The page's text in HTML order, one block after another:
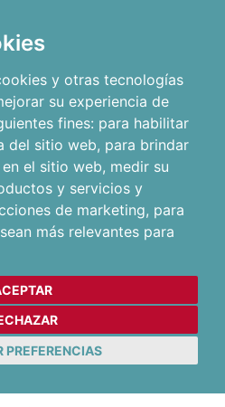
y otras tecnologías
su experiencia de
fines: para habilitar
del sitio web, para brindar
el sitio web, medir su
y servicios y
de marketing, para
más relevantes para
PREFERENCIAS